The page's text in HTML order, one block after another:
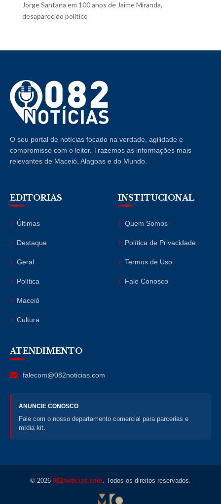
Jorge Santana em 100 anos de Jaime Miranda,
desaparecido político
O seu portal de notícias focado na verdade, agilidade e
compromisso com o leitor. Trazemos as informações mais
relevantes de Maceió, Alagoas e do Mundo.
EDITORIAS
Últimas
Destaque
Geral
Política
Maceió
Cultura
INSTITUCIONAL
Quem Somos
Política de Privacidade
Termos de Uso
Fale Conosco
ATENDIMENTO
falecom@082noticias.com
ANUNCIE CONOSCO
Fale com o nosso departamento comercial para parcerias e
mídia kit.
© 2026 082noticias.com . Todos os direitos reservados.